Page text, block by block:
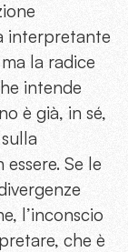
interpretante
la radice
intende
è già, in sé,
Se le
l’inconscio
che è